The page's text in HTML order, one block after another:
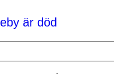
är död